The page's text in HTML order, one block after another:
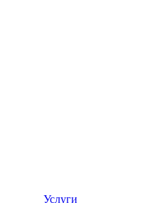
Услуги